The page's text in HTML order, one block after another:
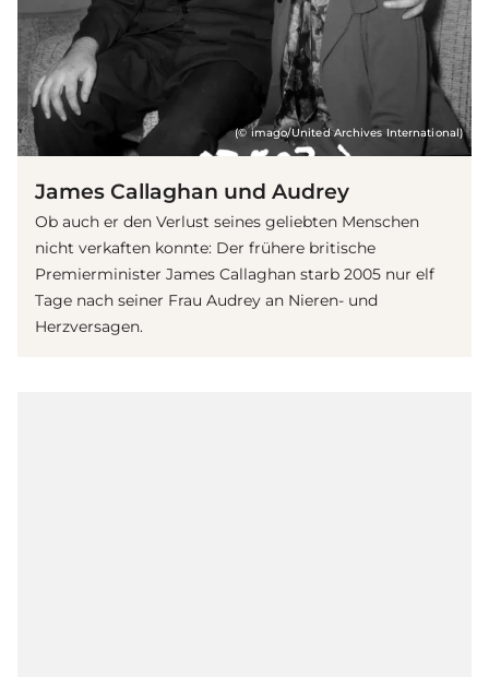
(© imago/United Archives International)
James Callaghan und Audrey
Ob auch er den Verlust seines geliebten Menschen
nicht verkaften konnte: Der frühere britische
Premierminister James Callaghan starb 2005 nur elf
Tage nach seiner Frau Audrey an Nieren- und
Herzversagen.